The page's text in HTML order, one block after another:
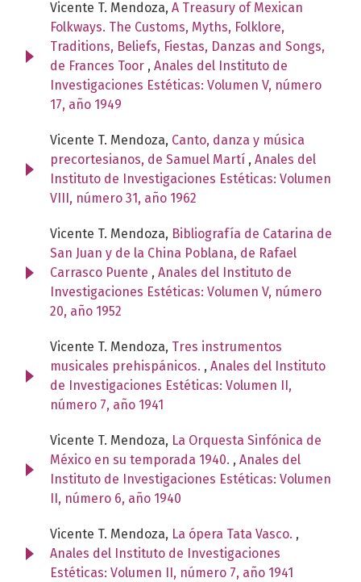
Vicente T. Mendoza, A Treasury of Mexican
Folkways. The Customs, Myths, Folklore,
Traditions, Beliefs, Fiestas, Danzas and Songs,
de Frances Toor , Anales del Instituto de
Investigaciones Estéticas: Volumen V, número
17, año 1949
Vicente T. Mendoza, Canto, danza y música
precortesianos, de Samuel Martí , Anales del
Instituto de Investigaciones Estéticas: Volumen
VIII, número 31, año 1962
Vicente T. Mendoza, Bibliografía de Catarina de
San Juan y de la China Poblana, de Rafael
Carrasco Puente , Anales del Instituto de
Investigaciones Estéticas: Volumen V, número
20, año 1952
Vicente T. Mendoza, Tres instrumentos
musicales prehispánicos. , Anales del Instituto
de Investigaciones Estéticas: Volumen II,
número 7, año 1941
Vicente T. Mendoza, La Orquesta Sinfónica de
México en su temporada 1940. , Anales del
Instituto de Investigaciones Estéticas: Volumen
II, número 6, año 1940
Vicente T. Mendoza, La ópera Tata Vasco. ,
Anales del Instituto de Investigaciones
Estéticas: Volumen II, número 7, año 1941